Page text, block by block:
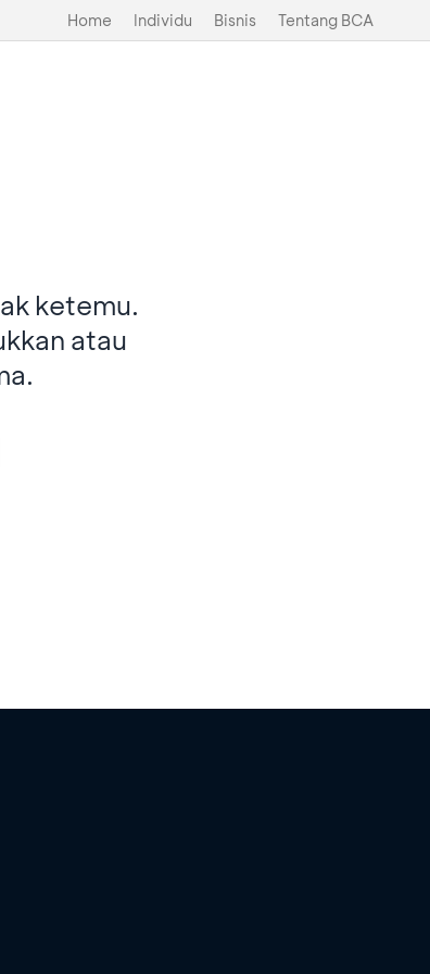
Home Individu Bisnis Tentang BCA
ketemu.
atau